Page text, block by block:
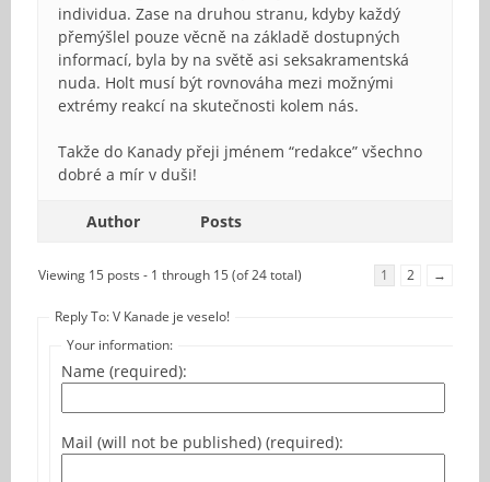
individua. Zase na druhou stranu, kdyby každý
přemýšlel pouze věcně na základě dostupných
informací, byla by na světě asi seksakramentská
nuda. Holt musí být rovnováha mezi možnými
extrémy reakcí na skutečnosti kolem nás.
Takže do Kanady přeji jménem “redakce” všechno
dobré a mír v duši!
Author Posts
Viewing 15 posts - 1 through 15 (of 24 total) 1 2 →
Reply To: V Kanade je veselo!
Your information:
Name (required):
Mail (will not be published) (required):